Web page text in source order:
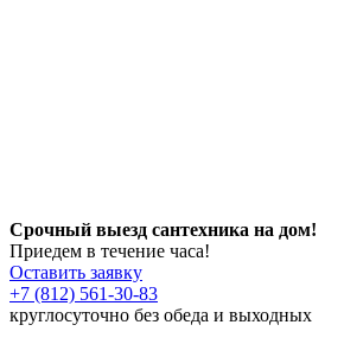
Срочный выезд сантехника на дом!
Приедем в течение часа!
Оставить заявку
+7 (812) 561-30-83
круглосуточно без обеда и выходных